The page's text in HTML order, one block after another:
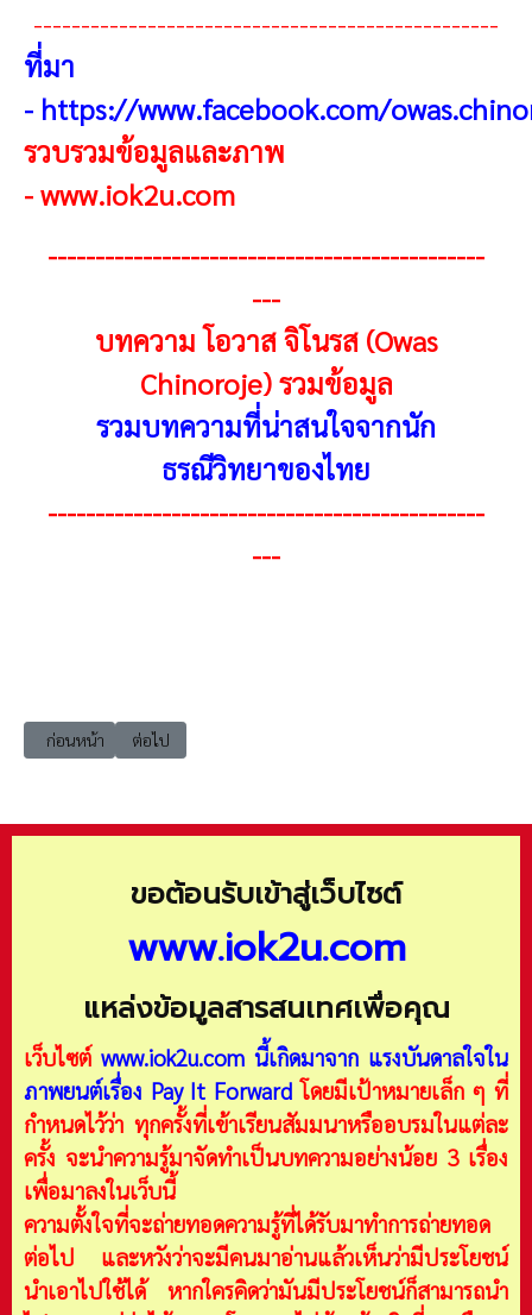
-------------------------------------------------
ที่มา
- https://www.facebook.com/
รวบรวมข้อมูลและภาพ
-www.iok2u.com
----------------------------------------------
---
บทความ โอวาส จิโนรส (Owas
Chinoroje) รวมข้อมูล
รวมบทความที่น่าสนใจจากนัก
ธรณีวิทยาของไทย
----------------------------------------------
---
เนื้อหาก่อนหน้า: Owas เหนือฟ้าลิขิตชีวิตโอวาส จิโนรส 007 กิจกรรมหลากห
ก่อนหน้า เนื้อหาถัดไป: Owas เหนือฟ้าลิขิตชีวิตโอวาส จิโนรส 009 เป้า
ต่อไป
ขอต้อนรับเข้าสู่เว็บไซต์
www.iok2u.com
แหล่งข้อมูลสารสนเทศเพื่อคุณ
เว็บไซต์ www.iok2u.com นี้เกิดมาจาก แรงบันดาลใจใน
ภาพยนต์เรื่อง Pay It Forward โดยมีเป้าหมายเล็ก ๆ ที่
กำหนดไว้ว่า ทุกครั้งที่เข้าเรียนสัมมนาหรืออบรมในแต่ละ
ครั้ง จะนำความรู้มาจัดทำเป็นบทความอย่างน้อย 3 เรื่อง
เพื่อมาลงในเว็บนี้
ความตั้งใจที่จะถ่ายทอดความรู้ที่ได้รับมาทำการถ่ายทอด
ต่อไป และหวังว่าจะมีคนมาอ่านแล้วเห็นว่ามีประโยชน์
นำเอาไปใช้ได้ หากใครคิดว่ามันมีประโยชน์ก็สามารถนำ